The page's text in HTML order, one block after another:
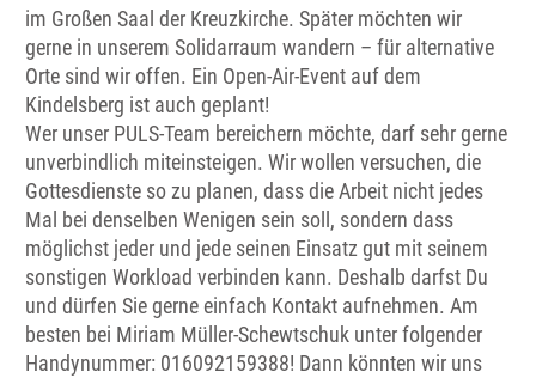
im Großen Saal der Kreuzkirche. Später möchten wir
gerne in unserem Solidarraum wandern – für alternative
Orte sind wir offen. Ein Open-Air-Event auf dem
Kindelsberg ist auch geplant!
Wer unser PULS-Team bereichern möchte, darf sehr gerne
unverbindlich miteinsteigen. Wir wollen versuchen, die
Gottesdienste so zu planen, dass die Arbeit nicht jedes
Mal bei denselben Wenigen sein soll, sondern dass
möglichst jeder und jede seinen Einsatz gut mit seinem
sonstigen Workload verbinden kann. Deshalb darfst Du
und dürfen Sie gerne einfach Kontakt aufnehmen. Am
besten bei Miriam Müller-Schewtschuk unter folgender
Handynummer: 016092159388! Dann könnten wir uns